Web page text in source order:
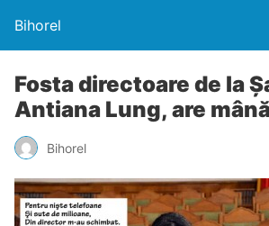
Bihorel
Fosta directoare de la
Antiana Lung, are
Bihorel